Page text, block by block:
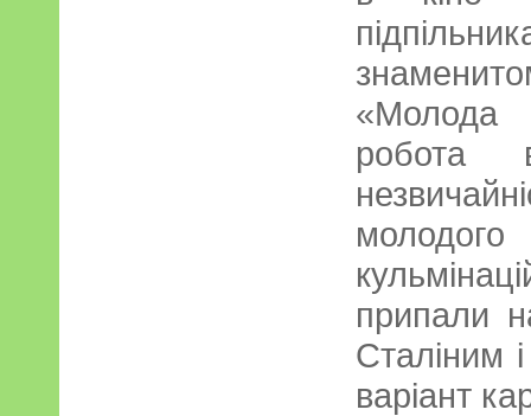
робота
припали
Сталіним
варіант